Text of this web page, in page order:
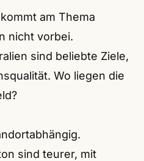
am Thema
nicht vorbei.
sind beliebte Ziele,
Wo liegen die
sind teurer, mit